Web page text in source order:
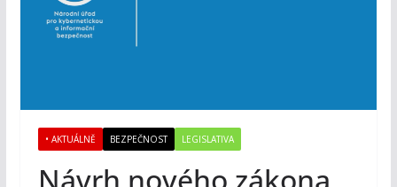
• AKTUÁLNĚ BEZPEČNOST LEGISLATIVA